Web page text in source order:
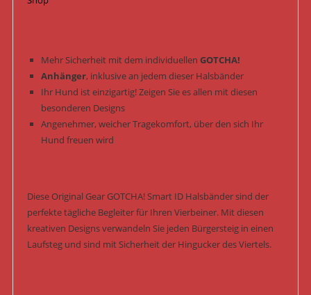
Mehr Sicherheit mit dem individuellen GOTCHA!
Anhänger, inklusive an jedem dieser Halsbänder
Ihr Hund ist einzigartig! Zeigen Sie es allen mit diesen
besonderen Designs
Angenehmer, weicher Tragekomfort, über den sich Ihr
Hund freuen wird
Diese Original Gear GOTCHA! Smart ID Halsbänder sind der
perfekte tägliche Begleiter für Ihren Vierbeiner. Mit diesen
kreativen Designs verwandeln Sie jeden Bürgersteig in einen
Laufsteg und sind mit Sicherheit der Hingucker des Viertels.